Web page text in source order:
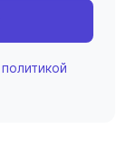
политикой